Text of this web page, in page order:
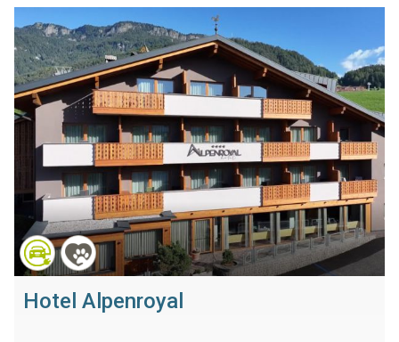
Hotel Alpenroyal